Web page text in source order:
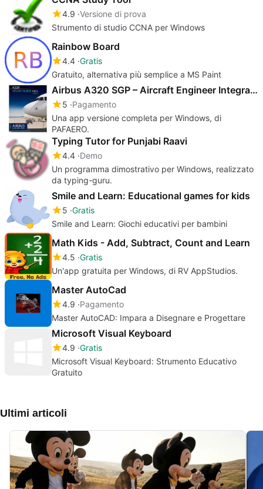
4.9 Versione di prova
Strumento di studio CCNA per Windows
Rainbow Board
4.4 Gratis
Gratuito, alternativa più semplice a MS Paint
Airbus A320 SGP – Aircraft Engineer Integration
5 Pagamento
Una app versione completa per Windows, di
PAFAERO‬.
Typing Tutor for Punjabi Raavi
4.4 Demo
Un programma dimostrativo per Windows, realizzato
da typing-guru.
Smile and Learn: Educational games for kids
5 Gratis
Smile and Learn: Giochi educativi per bambini
Math Kids - Add, Subtract, Count and Learn
4.5 Gratis
Un'app gratuita per Windows, di RV AppStudios.
Master AutoCad
4.9 Pagamento
Master AutoCAD: Impara a Disegnare e Progettare
Microsoft Visual Keyboard
4.9 Gratis
Microsoft Visual Keyboard: Strumento Educativo
Gratuito
Ultimi articoli